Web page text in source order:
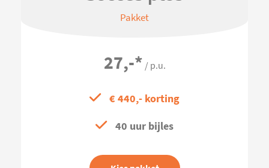
Pakket
27,-* / p.u.
€ 440,- korting
40 uur bijles